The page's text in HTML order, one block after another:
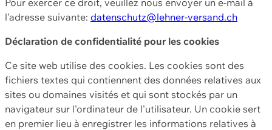
l'adresse suivante: datenschutz@lehner-versand.ch
Déclaration de confidentialité pour les cookies
Ce site web utilise des cookies. Les cookies sont des
fichiers textes qui contiennent des données relatives aux
sites ou domaines visités et qui sont stockés par un
navigateur sur l'ordinateur de l'utilisateur. Un cookie sert
en premier lieu à enregistrer les informations relatives à